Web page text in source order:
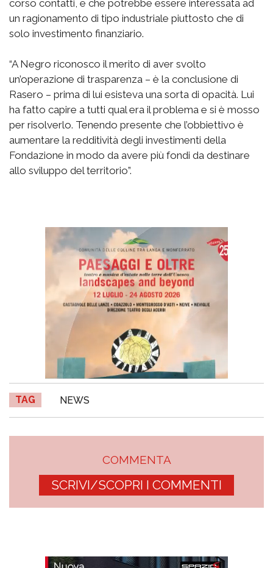
corso contatti, e che potrebbe essere interessata ad
un ragionamento di tipo industriale piuttosto che di
solo investimento finanziario.
“A Negro riconosco il merito di aver svolto
un’operazione di trasparenza – è la conclusione di
Rasero – prima di lui esisteva una sorta di opacità. Lui
ha fatto capire a tutti qual era il problema e si è mosso
per risolverlo. Tenendo presente che l’obbiettivo è
aumentare la redditività degli investimenti della
Fondazione in modo da avere più fondi da destinare
allo sviluppo del territorio”.
TAG NEWS
COMMENTA
SCRIVI/SCOPRI I COMMENTI